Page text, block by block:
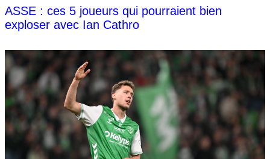
ASSE : ces 5 joueurs qui pourraient bien
exploser avec Ian Cathro